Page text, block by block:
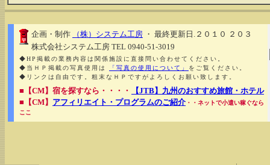
企画・制作 （株）システム工房 ・ 最終更新日.２０１０ ２０３
株式会社システム工房 TEL 0940-51-3019
◆HP掲載の業務内容は関係施設に直接問い合わせてください。
◆当ＨＰ掲載の写真使用は
「写真の使用について」 をご覧ください。
◆リンクは自由です。粗末なＨＰですがよろしくお願い致します。
■【CM】宿を探すなら・・・・
【JTB】九州のおすすめ旅館・ホテル
■【CM】 アフィリエイト・プログラムのご紹介 ・・ネットで小遣い稼ぐなら
ここ